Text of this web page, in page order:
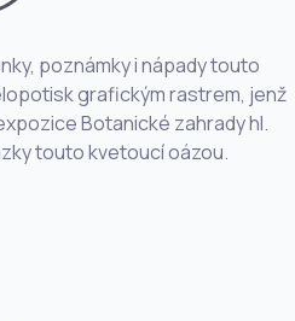
poznámky i nápady touto
grafickým rastrem, jenž
Botanické zahrady hl.
touto kvetoucí oázou.